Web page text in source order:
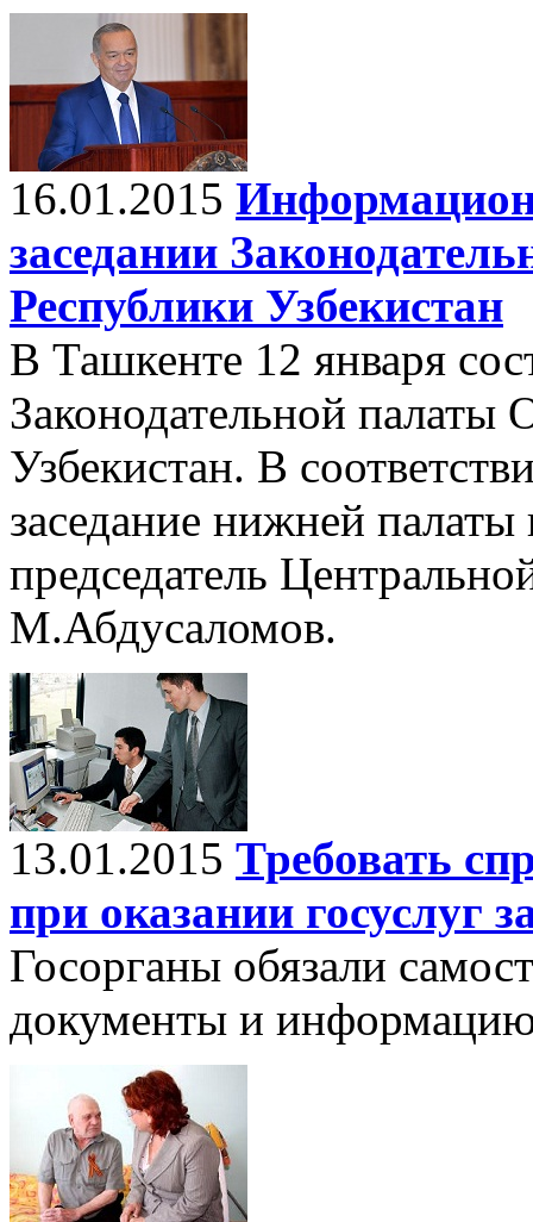
16.01.2015
заседании
Республики Узбекистан
В Ташкенте 12 января
Законодательной
Узбекистан. В
заседание нижней
председатель
М.Абдусаломов.
13.01.2015 Требовать
при оказании госуслуг
Госорганы обязали
документы и информацию